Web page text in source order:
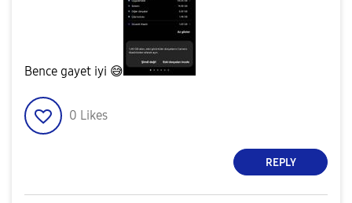
Bence gayet iyi 😅
0 Likes
REPLY